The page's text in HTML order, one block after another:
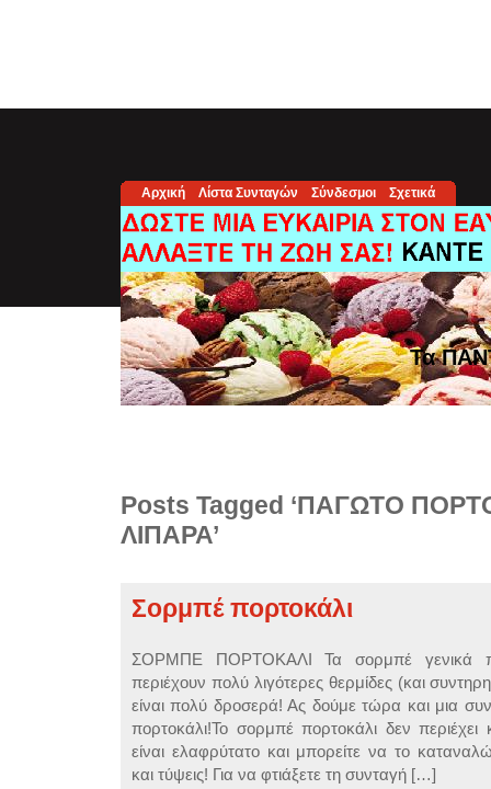
Αρχική Λίστα Συνταγών Σύνδεσμοι Σχετικά
Τα
Posts Tagged ‘ΠΑΓΩΤΟ
ΛΙΠΑΡΑ’
Σορμπέ πορτοκάλι
ΣΟΡΜΠΕ ΠΟΡΤΟΚΑΛΙ Τα σορμπέ γενικά
περιέχουν πολύ λιγότερες θερμίδες (και
είναι πολύ δροσερά! Ας δούμε τώρα και μια
πορτοκάλι!Το σορμπέ πορτοκάλι δεν
είναι ελαφρύτατο και μπορείτε να το
και τύψεις! Για να φτιάξετε τη συνταγή […]